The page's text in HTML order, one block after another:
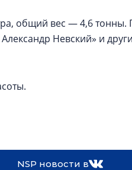
общий вес — 4,6 тонны.
Невский» и
NSP новости в